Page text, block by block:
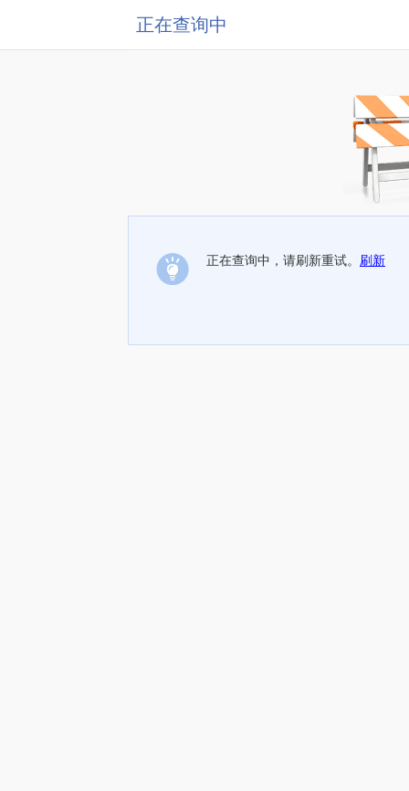
正在查询中
正在查询中，请刷新重试。 刷新